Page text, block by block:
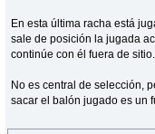
En esta última racha está
sale de posición la jugada
continúe con él fuera de sitio.
No es central de selección,
sacar el balón jugado es un